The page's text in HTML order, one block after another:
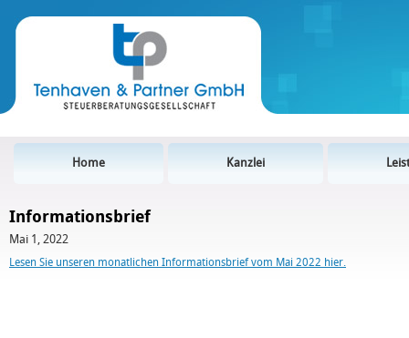
Home Kanzlei
Informationsbrief
Mai 1, 2022
Lesen Sie unseren monatlichen Informationsbrief vom Mai 2022 hier.